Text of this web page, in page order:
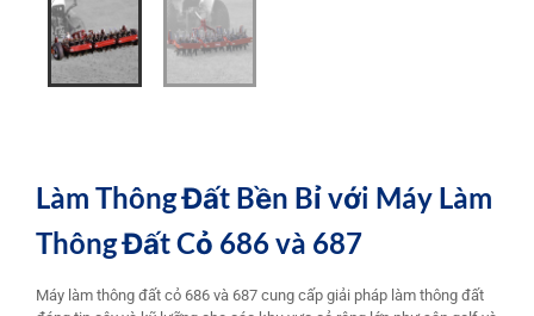
Làm Thông Đất Bền Bỉ với Máy Làm
Thông Đất Cỏ 686 và 687
Máy làm thông đất cỏ 686 và 687 cung cấp giải pháp làm thông đất